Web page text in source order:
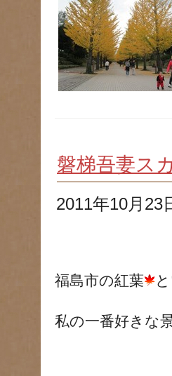
磐梯吾妻ス
2011年10月
福島市の紅葉
私の一番好きな